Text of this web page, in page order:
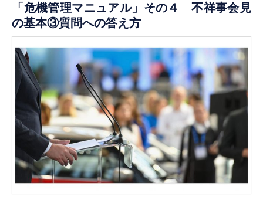
「危機管理マニュアル」その４ 不祥事会見
の基本③質問への答え方